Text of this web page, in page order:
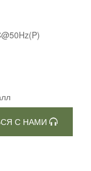
С НАМИ